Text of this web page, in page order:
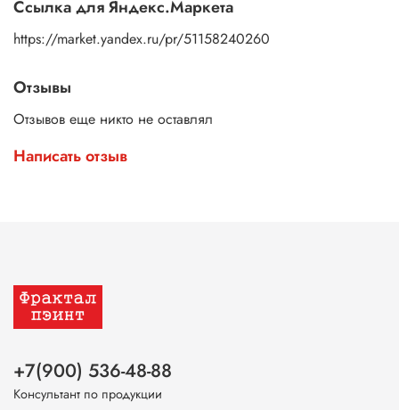
Ссылка для Яндекс.Маркета
https://market.yandex.ru/pr/51158240260
Отзывы
Отзывов еще никто не оставлял
Написать отзыв
+7(900) 536-48-88
Консультант по продукции